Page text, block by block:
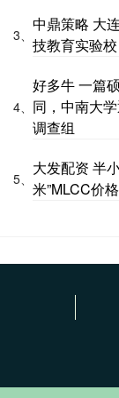
3、
中鼎策略 大
技教育实验校
4、
好多牛 一篇
同，中南大
调查组
5、
大发配资 半
米”MLCC价